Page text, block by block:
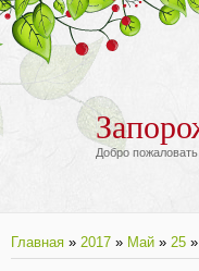
Добро
Главная » 2017 » Май » 25